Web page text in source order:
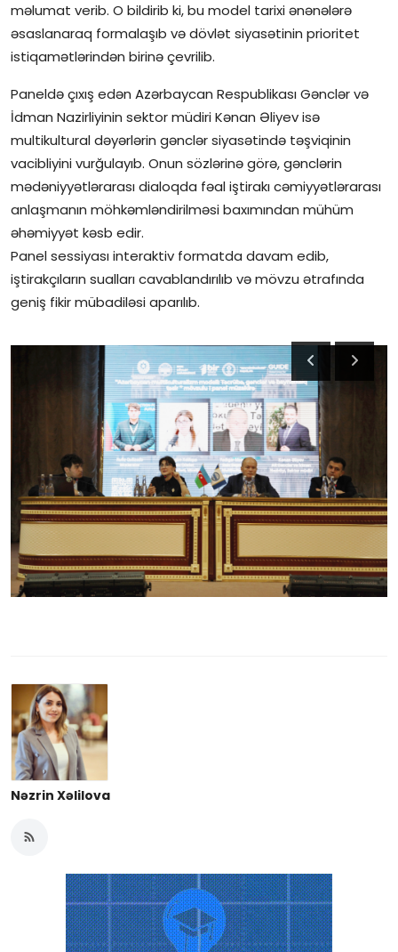
məlumat verib. O bildirib ki, bu model tarixi ənənələrə
əsaslanaraq formalaşıb və dövlət siyasətinin prioritet
istiqamətlərindən birinə çevrilib.
Paneldə çıxış edən Azərbaycan Respublikası Gənclər və
İdman Nazirliyinin sektor müdiri Kənan Əliyev isə
multikultural dəyərlərin gənclər siyasətində təşviqinin
vacibliyini vurğulayıb. Onun sözlərinə görə, gənclərin
mədəniyyətlərarası dialoqda fəal iştirakı cəmiyyətlərarası
anlaşmanın möhkəmləndirilməsi baxımından mühüm
əhəmiyyət kəsb edir.
Panel sessiyası interaktiv formatda davam edib,
iştirakçıların sualları cavablandırılıb və mövzu ətrafında
geniş fikir mübadiləsi aparılıb.
Nəzrin Xəlilova